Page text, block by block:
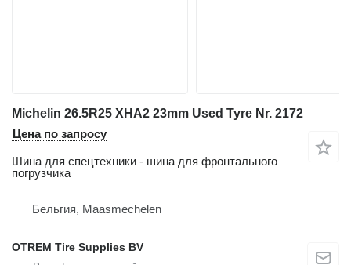
Michelin 26.5R25 XHA2 23mm Used Tyre Nr. 2172
Цена по запросу
Шина для спецтехники - шина для фронтального
погрузчика
Бельгия, Maasmechelen
OTREM Tire Supplies BV